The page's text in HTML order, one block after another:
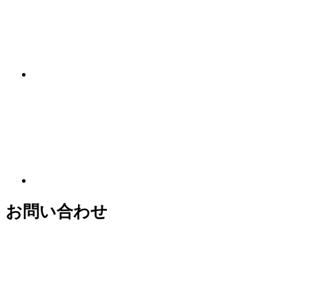
お問い合わせ